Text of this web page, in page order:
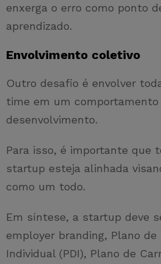
enxerga o erro como ponto
aprendizado.
Envolvimento coletivo
Outro desafio é envolver
time em um
desenvolvimento.
Para isso, é importante que
startup esteja alinhada
como um todo.
Em síntese, a startup deve
employer branding, Plano de
Individual (PDI), Plano de